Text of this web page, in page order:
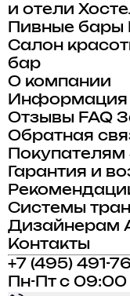
и отели
Пивные бары
Салон
бар
О компании
Информация
Отзывы FAQ
Обратная
Покупателям
Гарантия и
Системы
Дизайнерам
Контакты
+7 (495) 491-
Пн-Пт с